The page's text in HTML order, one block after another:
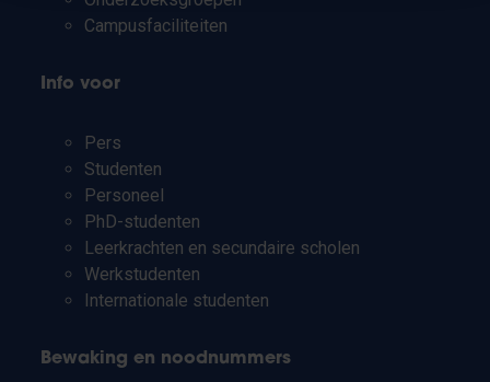
Campusfaciliteiten
Info voor
Pers
Studenten
Personeel
PhD-studenten
Leerkrachten en secundaire scholen
Werkstudenten
Internationale studenten
Bewaking en noodnummers